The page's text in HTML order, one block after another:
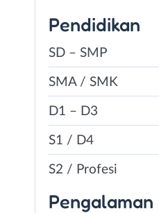
Pendidikan
SD – SMP
SMA / SMK
D1 – D3
S1 / D4
S2 / Profesi
Pengalaman